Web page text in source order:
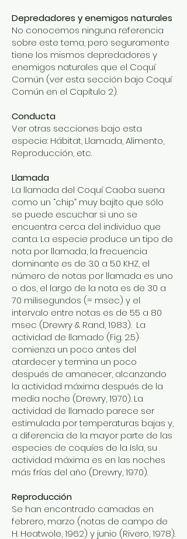
Depredadores y enemigos naturales
No conocemos ninguna referencia
sobre este tema, pero seguramente
tiene los mismos depredadores y
enemigos naturales que el Coquí
Común (ver esta sección bajo Coquí
Común en el Capítulo 2).
Conducta
Ver otras secciones bajo esta
especie: Hábitat, Llamada, Alimento,
Reproducción, etc.
Llamada
La llamada del Coquí Caoba suena
como un “chip” muy bajito que sólo
se puede escuchar si uno se
encuentra cerca del individuo que
canta. La especie produce un tipo de
nota por llamada, la frecuencia
dominante es de 3.0 a 5.0 KHZ, el
número de notas por llamada es uno
o dos, el largo de la nota es de 30 a
70 milisegundos (= msec) y el
intervalo entre notas es de 55 a 80
msec (Drewry & Rand, 1983). La
actividad de llamado (Fig. 2.5)
comienza un poco antes del
atardecer y termina un poco
después de amanecer, alcanzando
la actividad máxima después de la
media noche (Drewry, 1970). La
actividad de llamado parece ser
estimulada por temperaturas bajas y,
a diferencia de la mayor parte de las
especies de coquíes de la Isla, su
actividad máxima es en las noches
más frías del año (Drewry, 1970).
Reproducción
Se han encontrado camadas en
febrero, marzo (notas de campo de
H. Heatwole, 1962) y junio (Rivero, 1978).